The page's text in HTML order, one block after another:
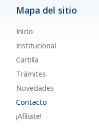
Mapa del sitio
Inicio
Institucional
Cartilla
Trámites
Novedades
Contacto
¡Afiliate!